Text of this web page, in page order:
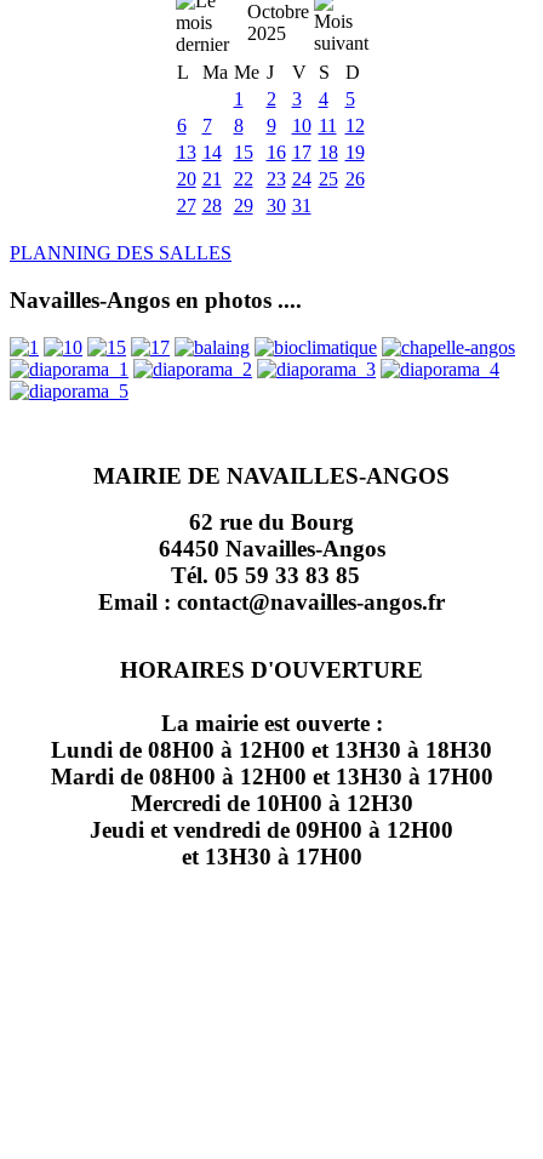
Octobre
2025
L
Ma Me J V S
D
1
2 3 4
5
6
7 8 9 10 11
12
13 14 15 16 17 18 19
20 21 22 23 24 25 26
27 28 29 30 31
PLANNING DES SALLES
Navailles-Angos en photos ....
MAIRIE DE NAVAILLES-ANGOS
62 rue du Bourg
64450 Navailles-Angos
Tél. 05 59 33 83 85
Email : contact@navailles-angos.fr
HORAIRES D'OUVERTURE
La mairie est ouverte :
Lundi de 08H00 à 12H00 et 13H30 à 18H30
Mardi de 08H00 à 12H00 et 13H30 à 17H00
Mercredi de 10H00 à 12H30
Jeudi et vendredi de 09H00 à 12H00
et 13H30 à 17H00